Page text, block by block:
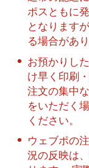
ポスともに
となります
る場合があり
お預かりし
け早く印刷
注文の集中
をいただく
ください。
ウェブポの
況の反映は